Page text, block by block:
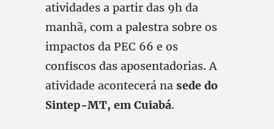
atividades a partir das 9h da
manhã, com a palestra sobre os
impactos da PEC 66 e os
confiscos das aposentadorias. A
atividade acontecerá na sede do
Sintep-MT, em Cuiabá.